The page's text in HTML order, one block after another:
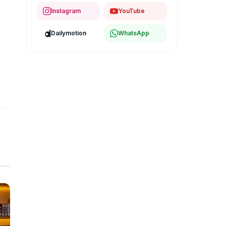
Instagram YouTube
Dailymotion WhatsApp